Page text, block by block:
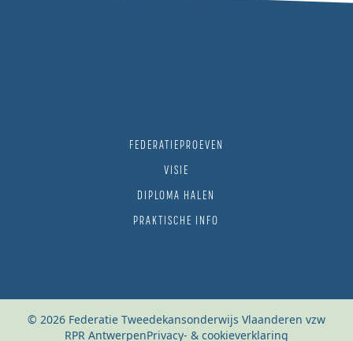
FEDERATIEPROEVEN
VISIE
DIPLOMA HALEN
PRAKTISCHE INFO
© 2026 Federatie Tweedekansonderwijs Vlaanderen vzw
RPR AntwerpenPrivacy- & cookieverklaring